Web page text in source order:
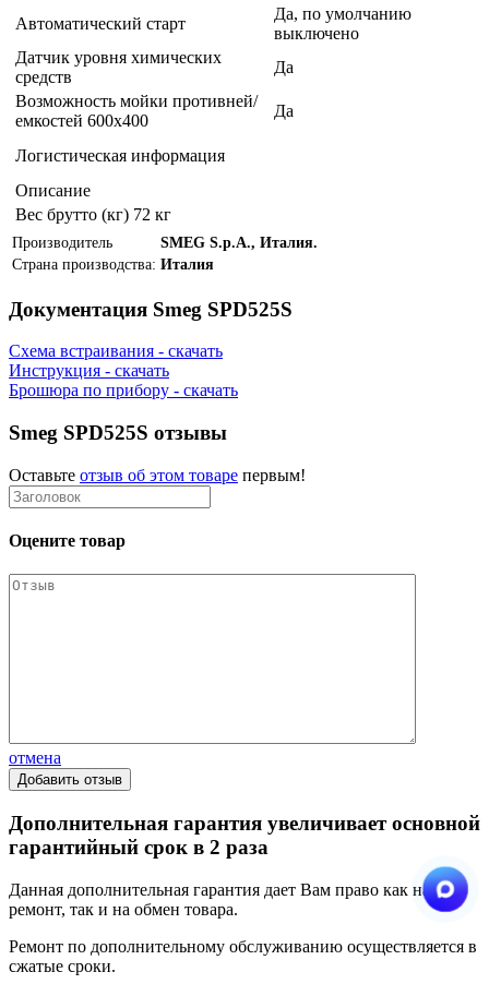
Автоматический старт
Да, по умолчанию
выключено
Датчик уровня химических
средств
Да
Возможность мойки противней/
емкостей 600x400
Да
Логистическая информация
Описание
Вес брутто (кг) 72 кг
Производитель
SMEG S.p.A., Италия.
Страна производства: Италия
Документация Smeg SPD525S
Схема встраивания - скачать
Инструкция - скачать
Брошюра по прибору - скачать
Smeg SPD525S отзывы
Оставьте отзыв об этом товаре первым!
Оцените товар
отмена
Дополнительная гарантия увеличивает основной
гарантийный срок в 2 раза
Данная дополнительная гарантия дает Вам право как на
ремонт, так и на обмен товара.
Ремонт по дополнительному обслуживанию осуществляется в
сжатые сроки.